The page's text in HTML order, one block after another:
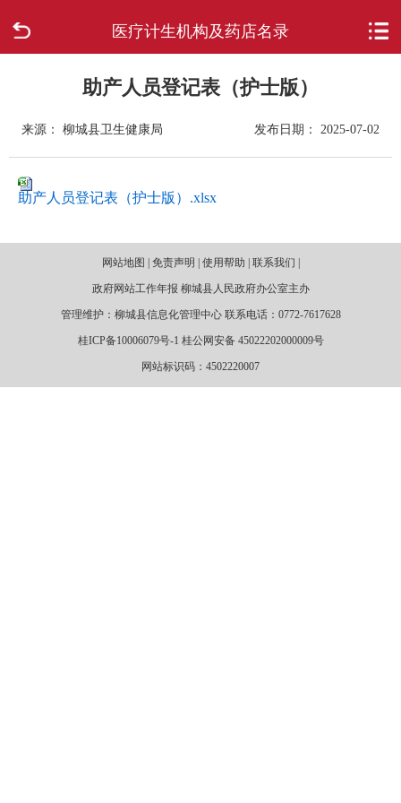
医疗计生机构及药店名录
新闻中心
政府信息公开
助产人员登记表（护士版）
来源： 柳城县卫生健康局 发布日期： 2025-07-02
助产人员登记表（护士版）.xlsx
网站地图 | 免责声明 | 使用帮助 | 联系我们 |
政府网站工作年报 柳城县人民政府办公室主办
管理维护：柳城县信息化管理中心 联系电话：0772-7617628
桂ICP备10006079号-1 桂公网安备 45022202000009号
网站标识码：4502220007